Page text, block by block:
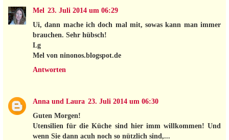
Mel 23. Juli 2014 um 06:29
Ui, dann mache ich doch mal mit, sowas kann man immer
brauchen. Sehr hübsch!
Lg
Mel von ninonos.blogspot.de
Antworten
Anna und Laura 23. Juli 2014 um 06:30
Guten Morgen!
Utensilien für die Küche sind hier imm willkommen! Und
wenn Sie dann acuh noch so nützlich sind,...